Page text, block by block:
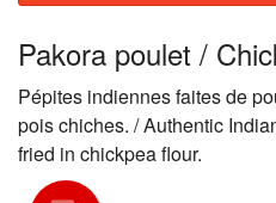
Connection
Inscription
Pakora poulet /
Pépites indiennes faites de
pois chiches. / Authentic
fried in chickpea flour.